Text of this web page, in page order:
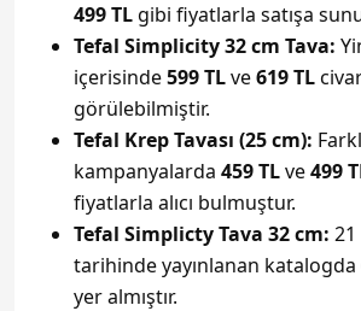
499 TL gibi fiyatlarla satışa
Tefal Simplicity 32 cm Tava:
içerisinde599 TLve619 TL
görülebilmiştir.
Tefal Krep Tavası (25 cm):
kampanyalarda459 TLve499
fiyatlarla alıcı bulmuştur.
Tefal Simplicty Tava 32 cm:
tarihinde yayınlanan katalogda
yer almıştır.